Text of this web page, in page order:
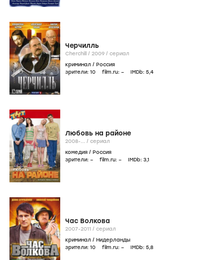
Черчилль
Cherchill / 2009 / сериал
криминал / Россия
зрители: 10 film.ru: – IMDb: 5,4
Любовь на районе
2008-... / сериал
комедия / Россия
зрители: – film.ru: – IMDb: 3,1
Час Волкова
2007-2011 / сериал
криминал / Нидерланды
зрители: 10 film.ru: – IMDb: 5,8